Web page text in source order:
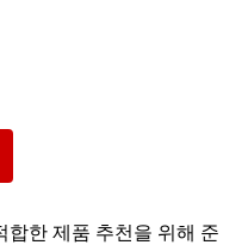
합한 제품 추천을 위해 준